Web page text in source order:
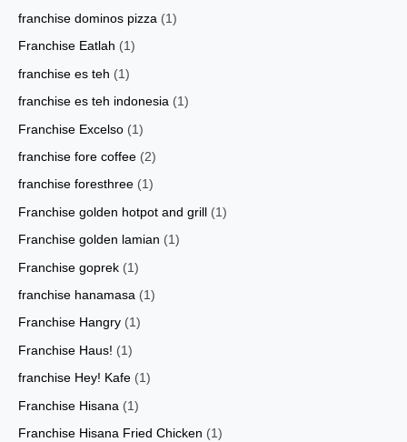
franchise dominos pizza (1)
Franchise Eatlah (1)
franchise es teh (1)
franchise es teh indonesia (1)
Franchise Excelso (1)
franchise fore coffee (2)
franchise foresthree (1)
Franchise golden hotpot and grill (1)
Franchise golden lamian (1)
Franchise goprek (1)
franchise hanamasa (1)
Franchise Hangry (1)
Franchise Haus! (1)
franchise Hey! Kafe (1)
Franchise Hisana (1)
Franchise Hisana Fried Chicken (1)